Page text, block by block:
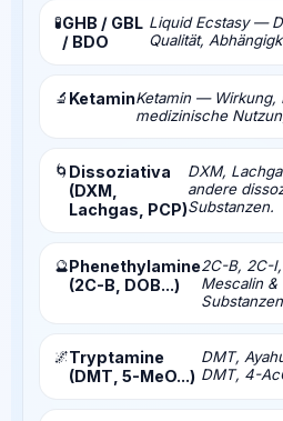
🧪GHB / GBL
/ BDO
Liquid Ecstasy —
Qualität,
🔬 KetaminKetamin — Wirkung,
medizinische
🌀 Dissoziativa
(DXM,
Lachgas, PCP)
DXM,
andere
Substanzen.
🔮Phenethylamine
(2C-B, DOB...)
2C-B, 2C-
Mescalin &
🌌Tryptamine
(DMT, 5-MeO...)
DMT,
DMT, 4-